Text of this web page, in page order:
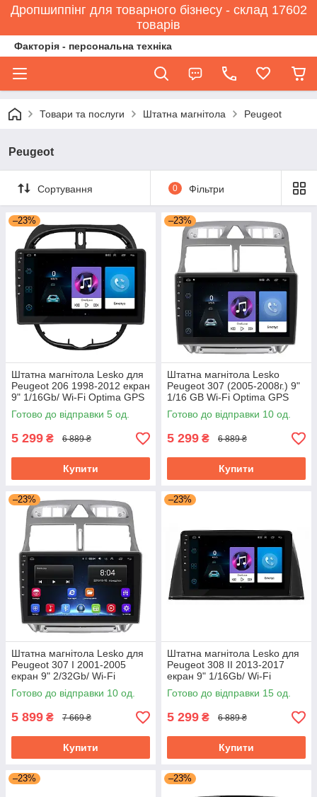
Дропшиппінг для товарного бізнесу - склад 17602
товарів
Факторія - персональна техніка
Товари та послуги Штатна магнітола Peugeot
Peugeot
Сортування 0 Фільтри
–23%
Штатна магнітола Lesko для
Peugeot 206 1998-2012 екран
9" 1/16Gb/ Wi-Fi Optima GPS
Android Пожо
Готово до відправки 5 од.
5 299 ₴ 6 889 ₴
Купити
–23%
Штатна магнітола Lesko
Peugeot 307 (2005-2008г.) 9"
1/16 GB Wi-Fi Optima GPS
Android 8.1 Can модуль Пежо
Готово до відправки 10 од.
5 299 ₴ 6 889 ₴
Купити
–23%
Штатна магнітола Lesko для
Peugeot 307 I 2001-2005
екран 9" 2/32Gb/ Wi-Fi
Optima GPS Android Пожо
Готово до відправки 10 од.
5 899 ₴ 7 669 ₴
Купити
–23%
Штатна магнітола Lesko для
Peugeot 308 II 2013-2017
екран 9" 1/16Gb/ Wi-Fi
Optima GPS Android Пожо
Готово до відправки 15 од.
5 299 ₴ 6 889 ₴
Купити
–23% –23%